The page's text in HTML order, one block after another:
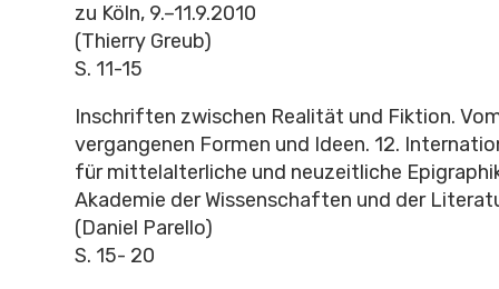
zu Köln, 9.–11.9.2010
(Thierry Greub)
S. 11-15
Inschriften zwischen Realität und Fiktion.
vergangenen Formen und Ideen. 12.
für mittelalterliche und neuzeitliche
Akademie der Wissenschaften und der
(Daniel Parello)
S. 15- 20